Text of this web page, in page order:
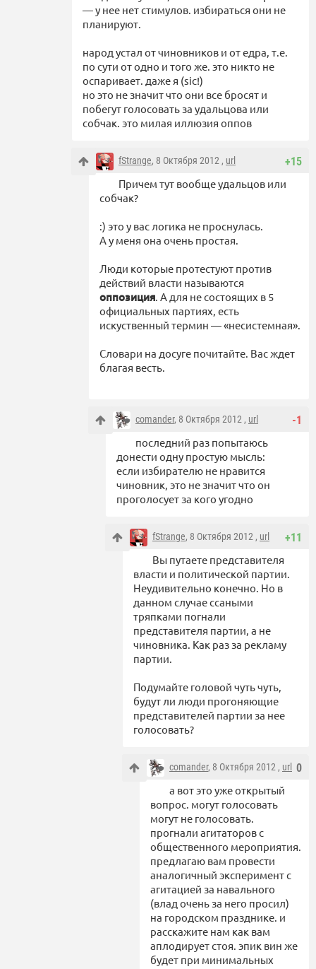
— у нее нет стимулов. избираться они не
планируют.
народ устал от чиновников и от едра, т.е.
по сути от одно и того же. это никто не
оспаривает. даже я (sic!)
но это не значит что они все бросят и
побегут голосовать за удальцова или
собчак. это милая иллюзия оппов
+15
fStrange, 8 Октября 2012 , url
Причем тут вообще удальцов или
собчак?
:) это у вас логика не проснулась.
А у меня она очень простая.
Люди которые протестуют против
действий власти называются
оппозиция. А для не состоящих в 5
официальных партиях, есть
искуственный термин — «несистемная».
Словари на досуге почитайте. Вас ждет
благая весть.
-1
comander, 8 Октября 2012 , url
последний раз попытаюсь
донести одну простую мысль:
если избирателю не нравится
чиновник, это не значит что он
проголосует за кого угодно
+11
fStrange, 8 Октября 2012 , url
Вы путаете представителя
власти и политической партии.
Неудивительно конечно. Но в
данном случае ссаными
тряпками погнали
представителя партии, а не
чиновника. Как раз за рекламу
партии.
Подумайте головой чуть чуть,
будут ли люди прогоняющие
представителей партии за нее
голосовать?
0
comander, 8 Октября 2012 , url
а вот это уже открытый
вопрос. могут голосовать
могут не голосовать.
прогнали агитаторов с
общественного мероприятия.
предлагаю вам провести
аналогичный эксперимент с
агитацией за навального
(влад очень за него просил)
на городском празднике. и
расскажите нам как вам
аплодирует стоя. эпик вин же
будет при минимальных